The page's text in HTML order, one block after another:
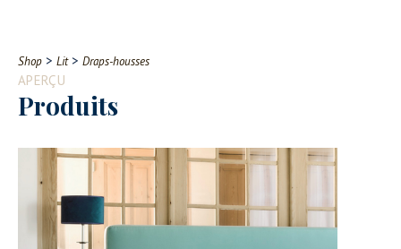
Contact
Shop > Lit> Draps-housses
APERÇU
Produits